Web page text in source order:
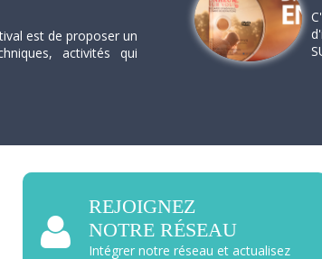
est de proposer un
activités qui
REJOIGNEZ
NOTRE RÉSEAU
Intégrer notre réseau et actualisez